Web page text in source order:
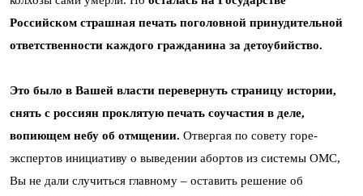
Российском страшная печать поголовной принудительной
ответственности каждого гражданина за детоубийство.
Это было в Вашей власти перевернуть страницу истории,
снять с россиян проклятую печать соучастия в деле,
вопиющем небу об отмщении. Отвергая по совету горе-
экспертов инициативу о выведении абортов из системы ОМС,
Вы не дали случиться главному – оставить решение об